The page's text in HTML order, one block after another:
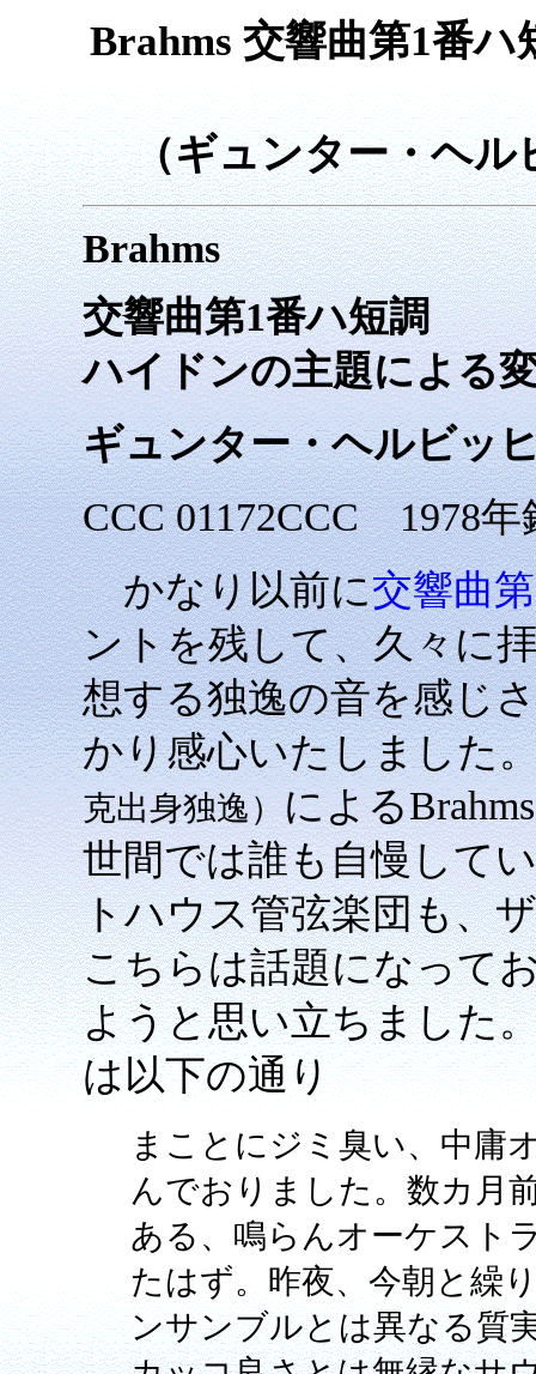
Brahms 交響曲第1番
（ギュンター・ヘル
Brahms
交響曲第1番ハ短調
ハイドンの主題による
ギュンター・ヘルビッ
CCC 01172CCC 1978
かなり以前に交響曲
ントを残して、久々に
想する独逸の音を感じ
かり感心いたしました
克出身独逸）による
世間では誰も自慢して
トハウス管弦楽団も、
こちらは話題になって
ようと思い立ちました
は以下の通り
まことにジミ臭い、中庸
んでおりました。数カ月
ある、鳴らんオーケスト
たはず。昨夜、今朝と繰
ンサンブルとは異なる質